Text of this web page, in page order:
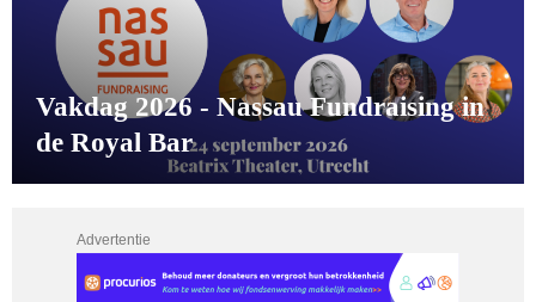
Vakdag 2026 - Nassau Fundraising in
de Royal Bar
Advertentie